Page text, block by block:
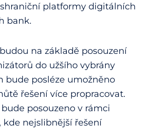
platformy digitálních
bank.
na základě posouzení
do užšího vybrány
bude posléze umožněno
řešení více propracovat.
posouzeno v rámci
, kde nejslibnější řešení